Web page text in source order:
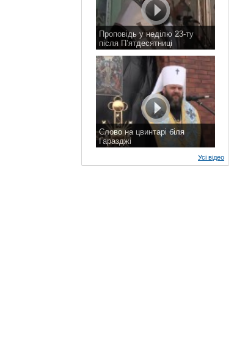
Проповідь у неділю 23-ту
після П’ятдесятниці
Слово на цвинтарі біля
Гаразджі
Усі відео